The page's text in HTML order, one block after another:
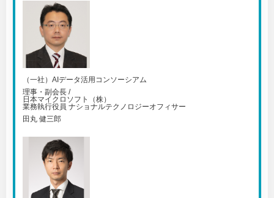
（一社）AIデータ活用コンソーシアム
理事・副会長 /
日本マイクロソフト（株）
業務執行役員 ナショナルテクノロジーオフィサー
田丸 健三郎